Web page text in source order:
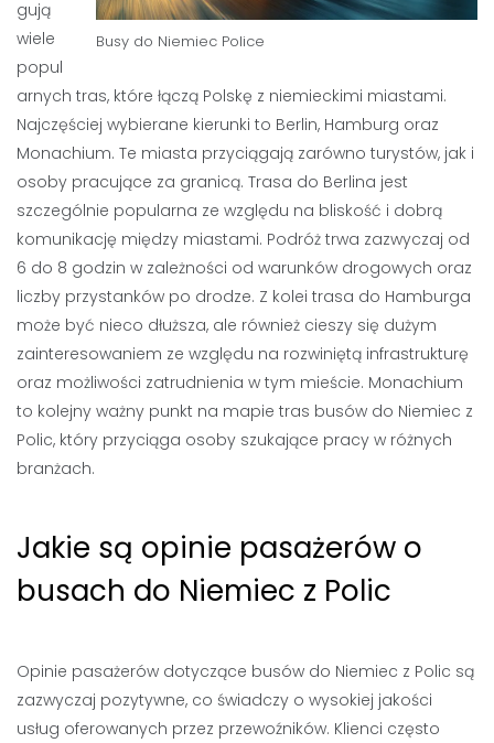
Busy do Niemiec Police
gują
wiele
popul
arnych tras, które łączą Polskę z niemieckimi miastami.
Najczęściej wybierane kierunki to Berlin, Hamburg oraz
Monachium. Te miasta przyciągają zarówno turystów, jak i
osoby pracujące za granicą. Trasa do Berlina jest
szczególnie popularna ze względu na bliskość i dobrą
komunikację między miastami. Podróż trwa zazwyczaj od
6 do 8 godzin w zależności od warunków drogowych oraz
liczby przystanków po drodze. Z kolei trasa do Hamburga
może być nieco dłuższa, ale również cieszy się dużym
zainteresowaniem ze względu na rozwiniętą infrastrukturę
oraz możliwości zatrudnienia w tym mieście. Monachium
to kolejny ważny punkt na mapie tras busów do Niemiec z
Polic, który przyciąga osoby szukające pracy w różnych
branżach.
Jakie są opinie pasażerów o
busach do Niemiec z Polic
Opinie pasażerów dotyczące busów do Niemiec z Polic są
zazwyczaj pozytywne, co świadczy o wysokiej jakości
usług oferowanych przez przewoźników. Klienci często